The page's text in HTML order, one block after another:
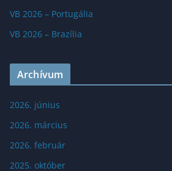
VB 2026 – Portugália
VB 2026 – Brazília
Archívum
2026. június
2026. március
2026. február
2025. október